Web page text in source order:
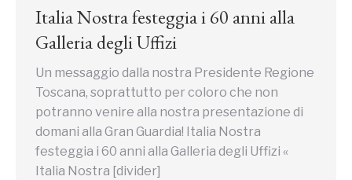
Italia Nostra festeggia i 60 anni alla
Galleria degli Uffizi
Un messaggio dalla nostra Presidente Regione
Toscana, soprattutto per coloro che non
potranno venire alla nostra presentazione di
domani alla Gran Guardia! Italia Nostra
festeggia i 60 anni alla Galleria degli Uffizi «
Italia Nostra [divider]